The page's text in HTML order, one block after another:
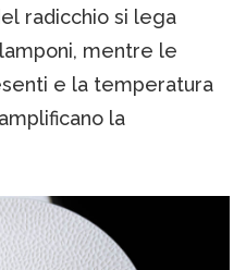
radicchio si lega
mentre le
e la temperatura
la